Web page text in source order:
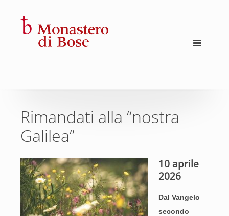
Rimandati alla “nostra
Galilea”
10 aprile
2026
Dal Vangelo
secondo